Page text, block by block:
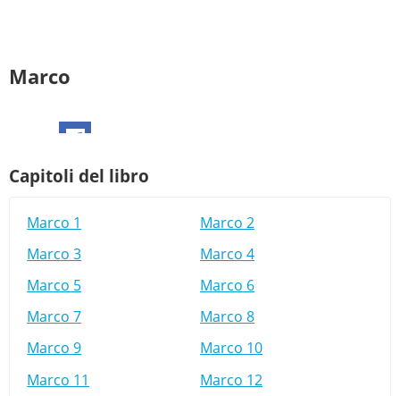
Marco
Capitoli del libro
Marco 1
Marco 2
Marco 3
Marco 4
Marco 5
Marco 6
Marco 7
Marco 8
Marco 9
Marco 10
Marco 11
Marco 12